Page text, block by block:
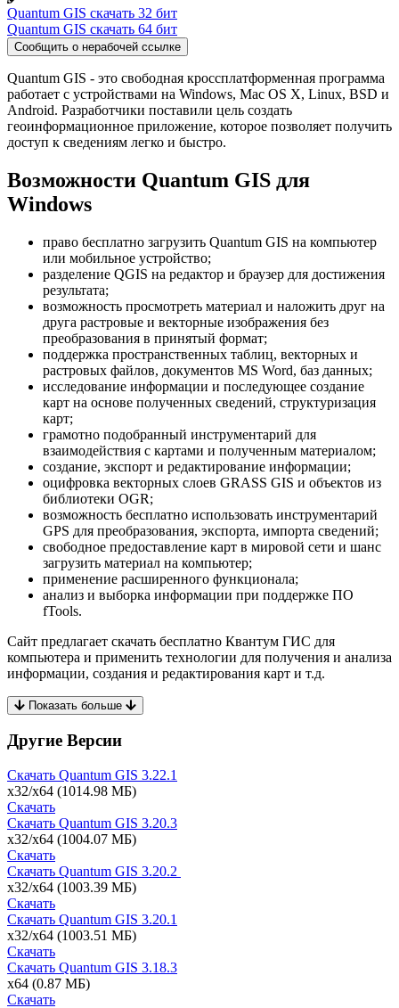
Quantum GIS скачать 32 бит
Quantum GIS скачать 64 бит
Сообщить о нерабочей ссылке
Quantum GIS - это свободная кроссплатформенная программа
работает с устройствами на Windows, Mac OS X, Linux, BSD и
Android. Разработчики поставили цель создать
геоинформационное приложение, которое позволяет получить
доступ к сведениям легко и быстро.
Возможности Quantum GIS для
Windows
право бесплатно загрузить Quantum GIS на компьютер
или мобильное устройство;
разделение QGIS на редактор и браузер для достижения
результата;
возможность просмотреть материал и наложить друг на
друга растровые и векторные изображения без
преобразования в принятый формат;
поддержка пространственных таблиц, векторных и
растровых файлов, документов MS Word, баз данных;
исследование информации и последующее создание
карт на основе полученных сведений, структуризация
карт;
грамотно подобранный инструментарий для
взаимодействия с картами и полученным материалом;
создание, экспорт и редактирование информации;
оцифровка векторных слоев GRASS GIS и объектов из
библиотеки OGR;
возможность бесплатно использовать инструментарий
GPS для преобразования, экспорта, импорта сведений;
свободное предоставление карт в мировой сети и шанс
загрузить материал на компьютер;
применение расширенного функционала;
анализ и выборка информации при поддержке ПО
fTools.
Сайт предлагает скачать бесплатно Квантум ГИС для
компьютера и применить технологии для получения и анализа
информации, создания и редактирования карт и т.д.
Показать больше
Другие Версии
Скачать Quantum GIS 3.22.1
x32/x64 (1014.98 МБ)
Скачать
Скачать Quantum GIS 3.20.3
x32/x64 (1004.07 МБ)
Скачать
Скачать Quantum GIS 3.20.2 ​
x32/x64 (1003.39 МБ)
Скачать
Скачать Quantum GIS 3.20.1
x32/x64 (1003.51 МБ)
Скачать
Скачать Quantum GIS 3.18.3
x64 (0.87 МБ)
Скачать